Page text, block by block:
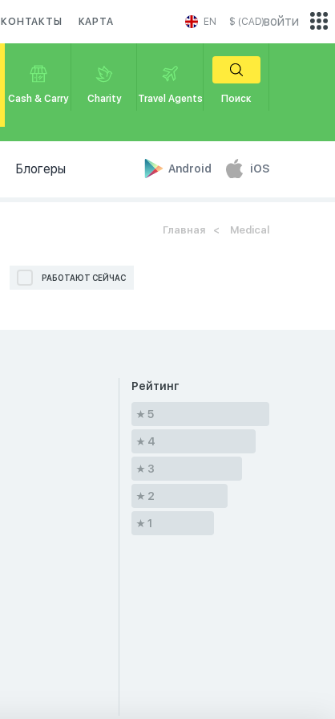
КОНТАКТЫ КАРТА EN $ (CAD)
Cash & Carry Charity Travel Agents Поиск
Блогеры Android iOS
войти
Главная Medical
РАБОТАЮТ СЕЙЧАС
Рейтинг
5
4
3
2
1